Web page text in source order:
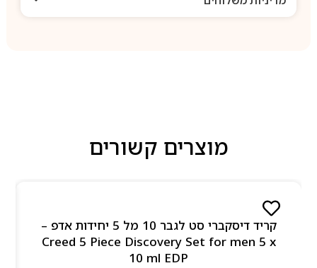
מוצרים קשורים
קריד דיסקברי סט לגבר 10 מל 5 יחידות אדפ –
Creed 5 Piece Discovery Set for men 5 x
10 ml EDP